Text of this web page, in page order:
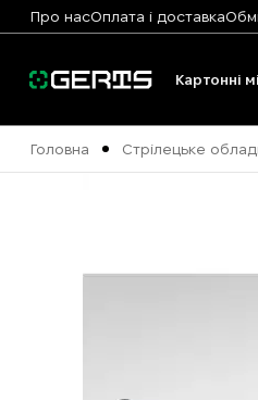
Про насОплата і доставка
Картонні
Головна Стрілецьке